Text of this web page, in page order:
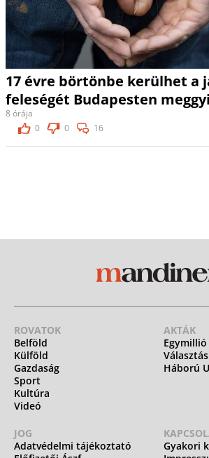
17 évre börtönbe kerülhet a
feleségét Budapesten
8 órája
0
0 16
ROVATOK
Belföld
Külföld
Gazdaság
Sport
Kultúra
Videó
AKTÁK
Háború
JOG
Adatvédelmi tájékoztató
Gyakori